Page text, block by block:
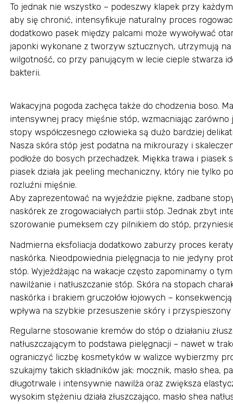
To jednak nie wszystko – podeszwy klapek przy
aby się chronić, intensyfikuje naturalny proces
dodatkowo pasek między palcami może wywoływać
japonki wykonane z tworzyw sztucznych, utrzymują
wilgotność, co przy panującym w lecie cieple stwarza
bakterii.
Wakacyjna pogoda zachęca także do chodzenia boso.
intensywnej pracy mięśnie stóp, wzmacniając zarówno
stopy współczesnego człowieka są dużo bardziej
Nasza skóra stóp jest podatna na mikrourazy i
podłoże do bosych przechadzek. Miękka trawa i
piasek działa jak peeling mechaniczny, który nie tylko
rozluźni mięśnie.
Aby zaprezentować na wyjeździe piękne, zadbane
naskórek ze zrogowaciałych partii stóp. Jednak zbyt
szorowanie pumeksem czy pilnikiem do stóp,
Nadmierna eksfoliacja dodatkowo zaburzy proces
naskórka. Nieodpowiednia pielęgnacja to nie jedyny
stóp. Wyjeżdżając na wakacje często zapominamy o
nawilżanie i natłuszczanie stóp. Skóra na stopach
naskórka i brakiem gruczołów łojowych –
wpływa na szybkie przesuszenie skóry i
Regularne stosowanie kremów do stóp o działaniu
natłuszczającym to podstawa pielęgnacji – nawet w
ograniczyć liczbę kosmetyków w walizce wybierzmy
szukajmy takich składników jak: mocznik, masło shea,
długotrwale i intensywnie nawilża oraz zwiększa
wysokim stężeniu działa złuszczająco, masło shea